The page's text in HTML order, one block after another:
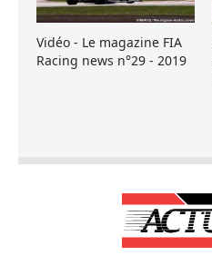
Vidéo - Le magazine FIA
Racing news n°29 - 2019